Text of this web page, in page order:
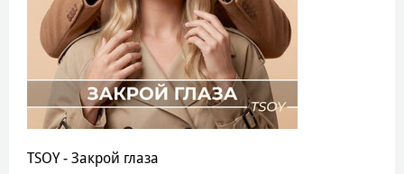
TSOY - Закрой глаза